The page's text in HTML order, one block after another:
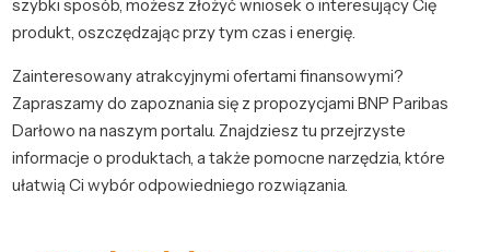
szybki sposób, możesz złożyć wniosek o interesujący Cię
produkt, oszczędzając przy tym czas i energię.
Zainteresowany atrakcyjnymi ofertami finansowymi?
Zapraszamy do zapoznania się z propozycjami BNP Paribas
Darłowo na naszym portalu. Znajdziesz tu przejrzyste
informacje o produktach, a także pomocne narzędzia, które
ułatwią Ci wybór odpowiedniego rozwiązania.